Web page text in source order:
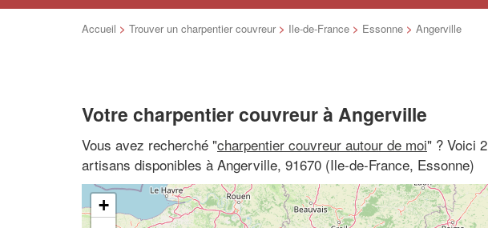
Accueil > Trouver un charpentier couvreur > Ile-de-France > Essonne > Angerville
Votre charpentier couvreur à Angerville
Vous avez recherché "charpentier couvreur autour de moi" ? Voici 2
artisans disponibles à Angerville, 91670 (Ile-de-France, Essonne)
+